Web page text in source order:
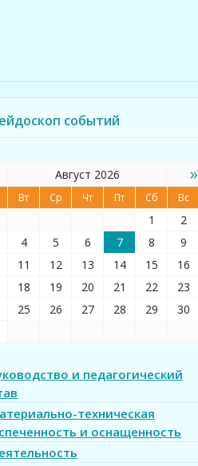
событий
Август 2026 »
Вт Ср Чт Пт Сб Вс
1
2
4 5 6 7 8
9
11 12 13 14 15
16
18 19 20 21 22
23
25 26 27 28 29
30
и педагогический
техническая
и оснащенность